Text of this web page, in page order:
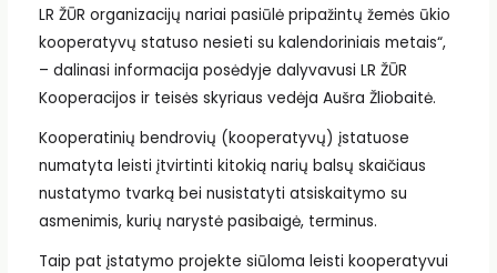
LR ŽŪR organizacijų nariai pasiūlė pripažintų žemės ūkio
kooperatyvų statuso nesieti su kalendoriniais metais“,
– dalinasi informacija posėdyje dalyvavusi LR ŽŪR
Kooperacijos ir teisės skyriaus vedėja Aušra Žliobaitė.
Kooperatinių bendrovių (kooperatyvų) įstatuose
numatyta leisti įtvirtinti kitokią narių balsų skaičiaus
nustatymo tvarką bei nusistatyti atsiskaitymo su
asmenimis, kurių narystė pasibaigė, terminus.
Taip pat įstatymo projekte siūloma leisti kooperatyvui